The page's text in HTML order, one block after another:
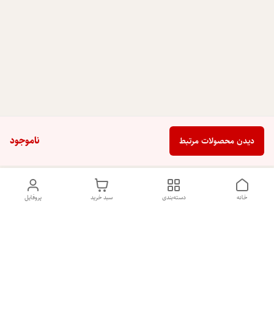
ناموجود دیدن محصولات مرتبط
پروفایل سبد خرید دسته‌بندی خانه